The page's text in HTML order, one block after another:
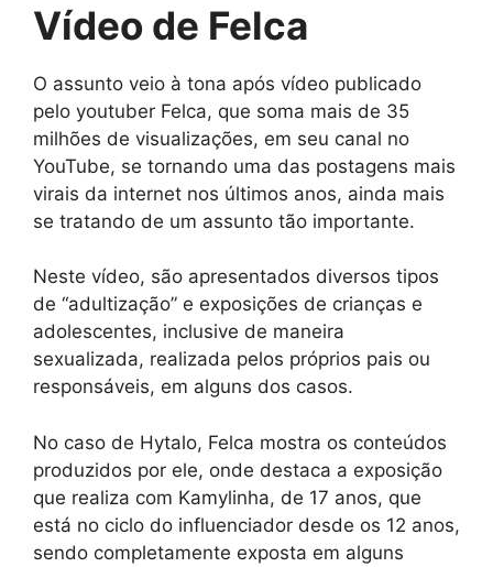
Vídeo de Felca
O assunto veio à tona após vídeo publicado
pelo youtuber Felca, que soma mais de 35
milhões de visualizações, em seu canal no
YouTube, se tornando uma das postagens mais
virais da internet nos últimos anos, ainda mais
se tratando de um assunto tão importante.
Neste vídeo, são apresentados diversos tipos
de “adultização” e exposições de crianças e
adolescentes, inclusive de maneira
sexualizada, realizada pelos próprios pais ou
responsáveis, em alguns dos casos.
No caso de Hytalo, Felca mostra os conteúdos
produzidos por ele, onde destaca a exposição
que realiza com Kamylinha, de 17 anos, que
está no ciclo do influenciador desde os 12 anos,
sendo completamente exposta em alguns